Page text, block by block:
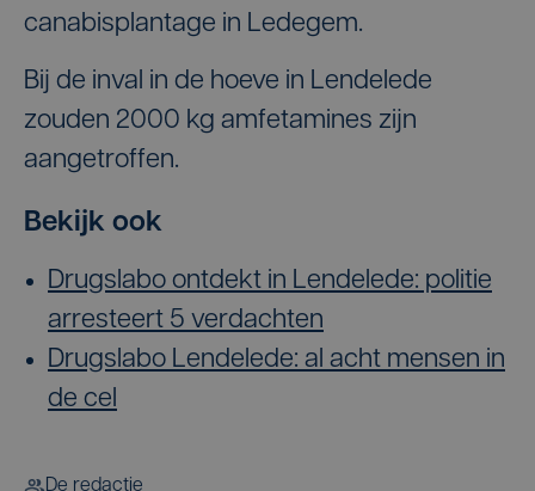
canabisplantage in Ledegem.
Bij de inval in de hoeve in Lendelede
zouden 2000 kg amfetamines zijn
aangetroffen.
Bekijk ook
Drugslabo ontdekt in Lendelede: politie
arresteert 5 verdachten
Drugslabo Lendelede: al acht mensen in
de cel
De redactie